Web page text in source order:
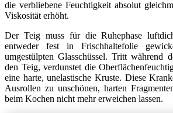
die verbliebene Feuchtigkeit absolut
Viskosität erhöht.
Der Teig muss für die Ruhephase
entweder fest in Frischhaltefolie
umgestülpten Glasschüssel. Tritt während
den Teig, verdunstet die
eine harte, unelastische Kruste. Diese
Ausrollen zu unschönen, harten
beim Kochen nicht mehr erweichen lassen.